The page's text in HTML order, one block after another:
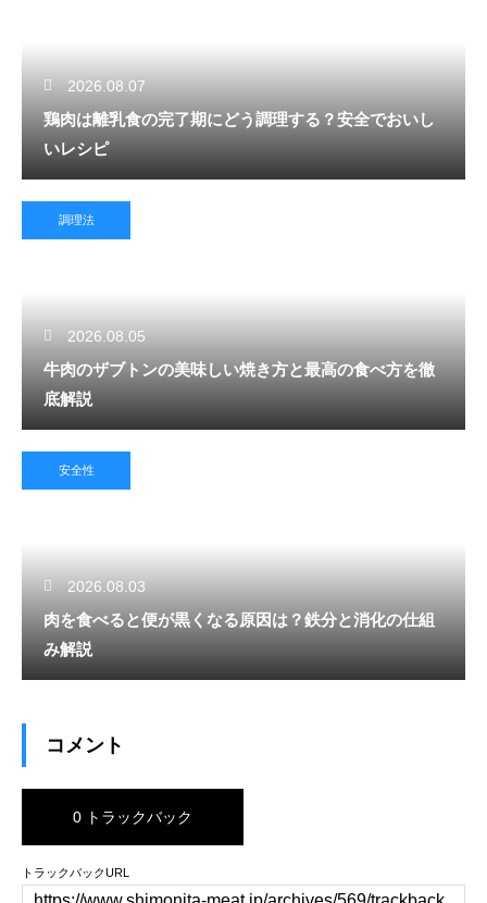
2026.08.07
鶏肉は離乳食の完了期にどう調理する？安全でおいし
いレシピ
調理法
2026.08.05
牛肉のザブトンの美味しい焼き方と最高の食べ方を徹
底解説
安全性
2026.08.03
肉を食べると便が黒くなる原因は？鉄分と消化の仕組
み解説
コメント
0 トラックバック
トラックバックURL